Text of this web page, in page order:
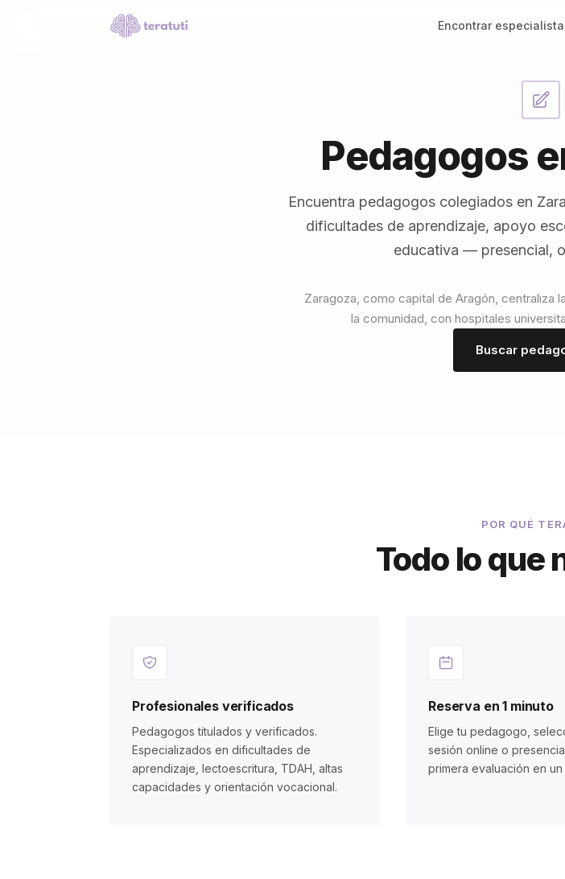
Encontrar especialista
Pedagogos
Encuentra pedagogos colegiados en
dificultades de aprendizaje, apoyo
educativa — presencial,
Zaragoza, como capital de Aragón, centraliza
la comunidad, con hospitales
Buscar
POR QUÉ
Todo lo que
Profesionales verificados
Pedagogos titulados y verificados.
Especializados en dificultades de
aprendizaje, lectoescritura, TDAH, altas
capacidades y orientación vocacional.
Reserva en 1 minuto
Elige tu pedagogo,
sesión online o
primera evaluación en un